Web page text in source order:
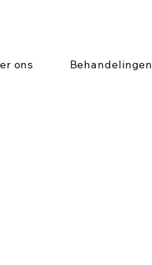
ons Behandelingen